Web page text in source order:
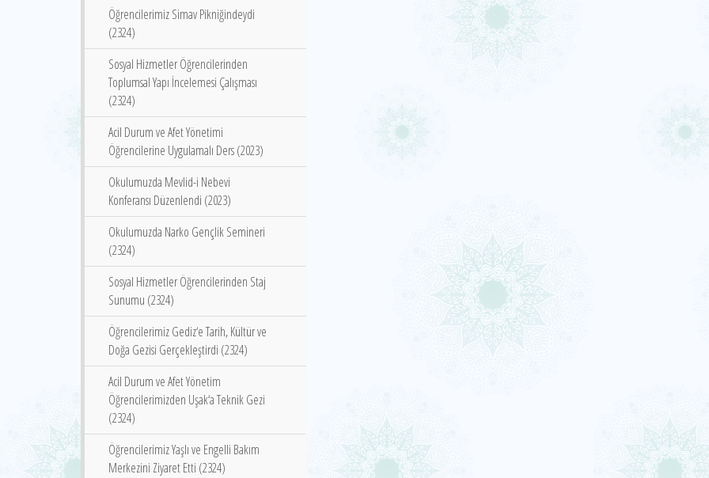
Öğrencilerimiz Simav Pikniğindeydi
(2324)
Sosyal Hizmetler Öğrencilerinden
Toplumsal Yapı İncelemesi Çalışması
(2324)
Acil Durum ve Afet Yönetimi
Öğrencilerine Uygulamalı Ders (2023)
Okulumuzda Mevlid-i Nebevi
Konferansı Düzenlendi (2023)
Okulumuzda Narko Gençlik Semineri
(2324)
Sosyal Hizmetler Öğrencilerinden Staj
Sunumu (2324)
Öğrencilerimiz Gediz‘e Tarih, Kültür ve
Doğa Gezisi Gerçekleştirdi (2324)
Acil Durum ve Afet Yönetim
Öğrencilerimizden Uşak‘a Teknik Gezi
(2324)
Öğrencilerimiz Yaşlı ve Engelli Bakım
Merkezini Ziyaret Etti (2324)